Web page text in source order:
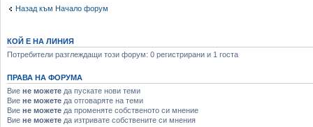
Назад към Начало форум
КОЙ Е НА ЛИНИЯ
Потребители разглеждащи този форум: 0 регистрирани и 1 госта
ПРАВА НА ФОРУМА
Вие не можете да пускате нови теми
Вие не можете да отговаряте на теми
Вие не можете да променяте собственото си мнение
Вие не можете да изтривате собствените си мнения